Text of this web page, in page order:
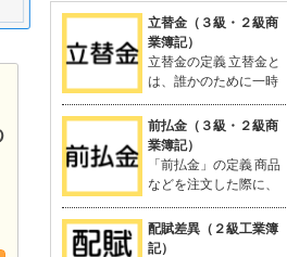
立替金（３級・２級商
業簿記）
立替金の定義 立替金と
は、誰かのために一時
的に支払った代金で、
後日精算されるもの。 よく関連語句と
して「給料」がセットで出てくる。 立
替金の概念 例：従業員の個人的な支出
や取引先の負担すべき広告費などを、
一時的に立て替えて支払う。 支払った
金額は「将来返してもらう予定のお
金」として資産に計上される。 立替金
前払金（３級・２級商
業簿記）
「前払金」の定義 商品
などを注文した際に、
品物を受け取る前に支
払った手付金や内金のこと。 支払いに
関連する勘定科目として「前払金」が
配賦差異（２級工業簿
記）